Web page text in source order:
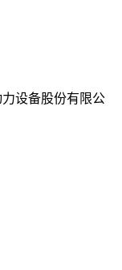
设备股份有限公